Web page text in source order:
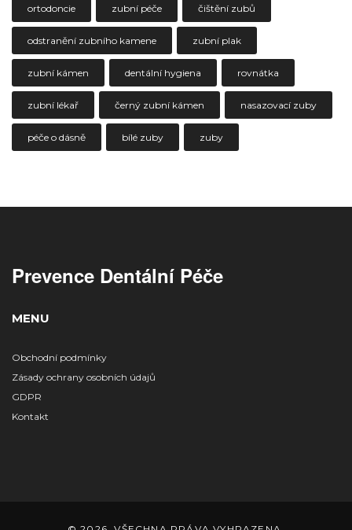
ortodoncie zubní péče čištění zubů
odstranění zubního kamene zubní plak
zubní kámen dentální hygiena rovnátka
zubní lékař černý zubní kámen nasazovací zuby
péče o dásně bílé zuby zuby
Prevence Dentální Péče
MENU
Obchodní podmínky
Zásady ochrany osobních údajů
GDPR
Kontakt